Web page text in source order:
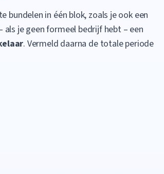
in één blok, zoals je ook een
je geen formeel bedrijf hebt – een
. Vermeld daarna de totale periode